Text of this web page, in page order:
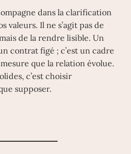
dans la clarification
valeurs. Il ne s’agit pas de
de la rendre lisible. Un
contrat figé ; c’est un cadre
que la relation évolue.
c’est choisir
supposer.